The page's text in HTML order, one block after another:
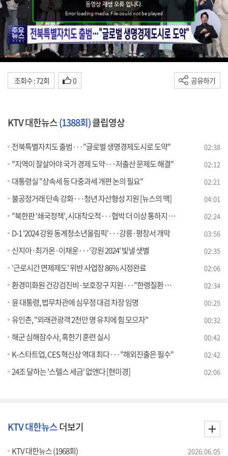
조회수 : 72회 0 공유하기
KTV 대한뉴스(1388회)클립영상
전북특별자치도 출범···"글로벌 생명경제도시로 도약" 02:38
"지역이 잘살아야 국가 경제 도약···저출산 문제도 해결" 02:12
대통령실 "상속세 등 다중과세 개편 논의 필요" 02:21
불공정거래 단속 강화···청년 자산형성 지원 [뉴스의 맥] 04:01
"북한판 '쇄국정책', 시대착오적···협박 더 이상 통하지 않아" 02:24
D-1 '2024 강원 동계청소년올림픽'···강릉·평창서 개막 03:56
신지아·최가온·이채운···'강원 2024' 빛낼 샛별 02:35
'근로시간 면제제도' 위반 사업장 86% 시정완료 02:06
환경미화원 건강검진비·보호장구 지원···"한랭질환 예방 당부" [정책현장+] 02:34
윤 대통령, 법무차관에 심우정 대검 차장 임명 00:25
유인촌, "외래관광객 2천만 명 유치에 힘 모으자" 00:32
해군 심해잠수사, 혹한기 훈련 실시 00:42
K-스타트업, CES 혁신상 역대 최다···"해외진출은 필수" 02:42
24조 달하는 '스텔스 세금' 없앤다 [현미경] 02:06
KTV 대한뉴스더보기
KTV 대한뉴스 (1968회) 2026.06.05